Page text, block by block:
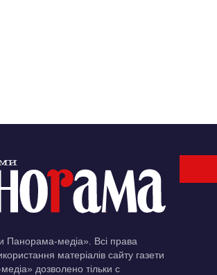
Панорама-медіа». Всі права
матеріалів сайту газети
дозволено тільки c